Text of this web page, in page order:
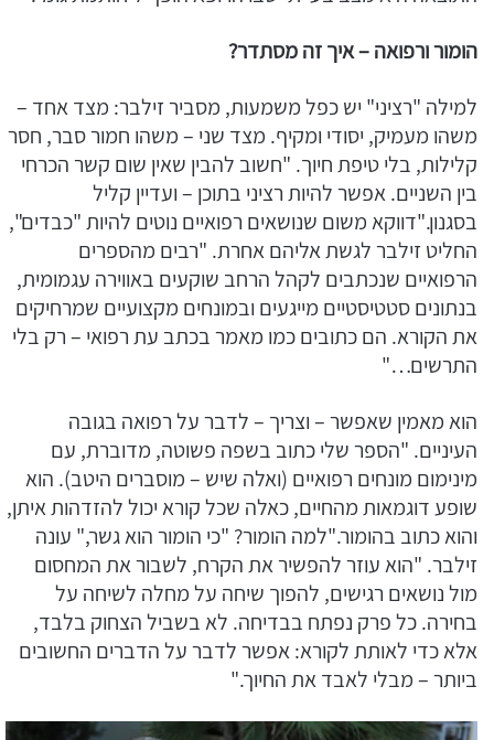
הומור ורפואה – איך זה מסתדר?
למילה "רציני" יש כפל משמעות, מסביר זילבר: מצד אחד –
משהו מעמיק, יסודי ומקיף. מצד שני – משהו חמור סבר, חסר
קלילות, בלי טיפת חיוך. "חשוב להבין שאין שום קשר הכרחי
בין השניים. אפשר להיות רציני בתוכן – ועדיין קליל
בסגנון."דווקא משום שנושאים רפואיים נוטים להיות "כבדים",
החליט זילבר לגשת אליהם אחרת. "רבים מהספרים
הרפואיים שנכתבים לקהל הרחב שוקעים באווירה עגמומית,
בנתונים סטטיסטיים מייגעים ובמונחים מקצועיים שמרחיקים
את הקורא. הם כתובים כמו מאמר בכתב עת רפואי – רק בלי
התרשים…"
הוא מאמין שאפשר – וצריך – לדבר על רפואה בגובה
העיניים. "הספר שלי כתוב בשפה פשוטה, מדוברת, עם
מינימום מונחים רפואיים (ואלה שיש – מוסברים היטב). הוא
שופע דוגמאות מהחיים, כאלה שכל קורא יכול להזדהות איתן,
והוא כתוב בהומור."למה הומור? "כי הומור הוא גשר," עונה
זילבר. "הוא עוזר להפשיר את הקרח, לשבור את המחסום
מול נושאים רגישים, להפוך שיחה על מחלה לשיחה על
בחירה. כל פרק נפתח בבדיחה. לא בשביל הצחוק בלבד,
אלא כדי לאותת לקורא: אפשר לדבר על הדברים החשובים
ביותר – מבלי לאבד את החיוך."